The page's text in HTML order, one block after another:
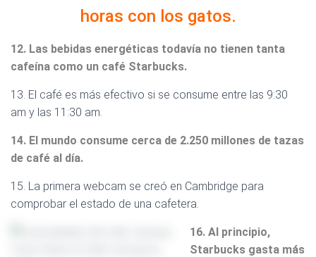
horas con los gatos.
12. Las bebidas energéticas todavía no tienen tanta
cafeína como un café Starbucks.
13. El café es más efectivo si se consume entre las 9:30
am y las 11:30 am.
14. El mundo consume cerca de 2.250 millones de tazas
de café al día.
15. La primera webcam se creó en Cambridge para
comprobar el estado de una cafetera.
16. Al principio,
Starbucks gasta más